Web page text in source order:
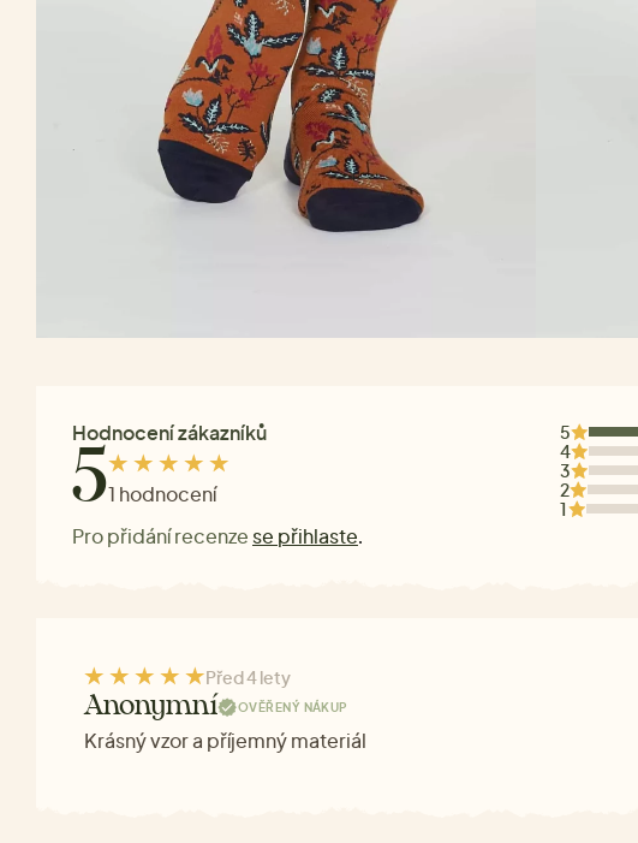
Hodnocení zákazníků
51 hodnocení
Pro přidání recenze se přihlaste.
5
4
3
2
1
Před 4 lety
Anonymní OVĚŘENÝ NÁKUP
Krásný vzor a příjemný materiál